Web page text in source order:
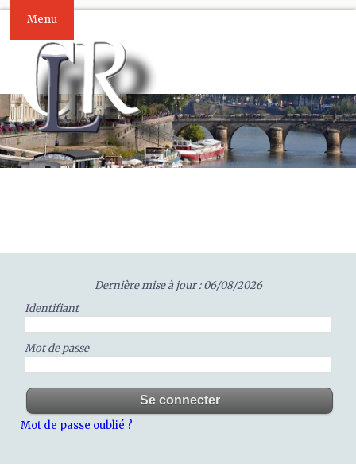
Menu
Dernière mise à jour : 06/08/2026
Identifiant
Mot de passe
Mot de passe oublié ?